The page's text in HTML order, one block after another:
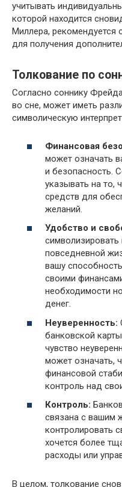
учитывать
которой находится
Миллера, рекомендуется
для получения
Толкование по
Согласно соннику
во сне, может иметь
символическую
Финансовая
может означать
и безопасность.
указывать на то,
средств для
желаний.
Удобство и
повседневной
вашу
своими
необходимости
денег.
Неуверенность:
банковской
чувство
может означать,
финансовой
контроль над
Контроль:
связана с вашим
контролировать
хочется более
расходы или
В целом, толкование